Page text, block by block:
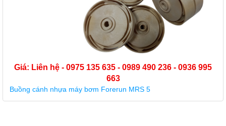
- 0989 490 236 - 0936 995
MRS 5